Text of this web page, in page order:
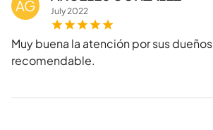
AG July2022
Muy buena la atención por sus
recomendable.